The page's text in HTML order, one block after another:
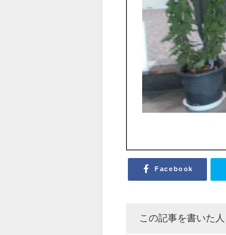
Facebook
この記事を書いた人